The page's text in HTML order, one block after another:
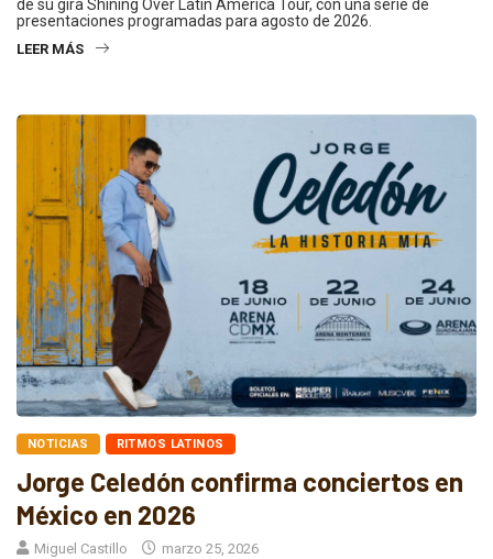
de su gira Shining Over Latin America Tour, con una serie de
presentaciones programadas para agosto de 2026.
LEER MÁS
NOTICIAS RITMOS LATINOS
Jorge Celedón confirma conciertos en
México en 2026
Miguel Castillo marzo 25, 2026